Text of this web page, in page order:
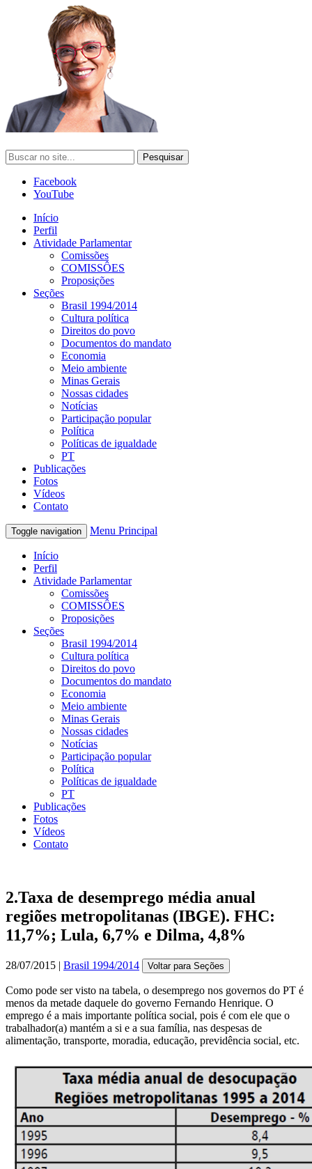
Facebook
YouTube
Início
Perfil
Atividade Parlamentar
Comissões
COMISSÔES
Proposições
Seções
Brasil 1994/2014
Cultura política
Direitos do povo
Documentos do mandato
Economia
Meio ambiente
Minas Gerais
Nossas cidades
Notícias
Participação popular
Política
Políticas de igualdade
PT
Publicações
Fotos
Vídeos
Contato
Toggle navigation Menu Principal
Início
Perfil
Atividade Parlamentar
Comissões
COMISSÔES
Proposições
Seções
Brasil 1994/2014
Cultura política
Direitos do povo
Documentos do mandato
Economia
Meio ambiente
Minas Gerais
Nossas cidades
Notícias
Participação popular
Política
Políticas de igualdade
PT
Publicações
Fotos
Vídeos
Contato
2.Taxa de desemprego média anual
regiões metropolitanas (IBGE). FHC:
11,7%; Lula, 6,7% e Dilma, 4,8%
28/07/2015 | Brasil 1994/2014 Voltar para Seções
Como pode ser visto na tabela, o desemprego nos governos do PT é
menos da metade daquele do governo Fernando Henrique. O
emprego é a mais importante política social, pois é com ele que o
trabalhador(a) mantém a si e a sua família, nas despesas de
alimentação, transporte, moradia, educação, previdência social, etc.